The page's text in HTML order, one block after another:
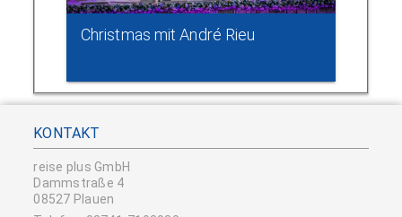
Christmas mit André Rieu
KONTAKT
reise plus GmbH
Dammstraße 4
08527 Plauen